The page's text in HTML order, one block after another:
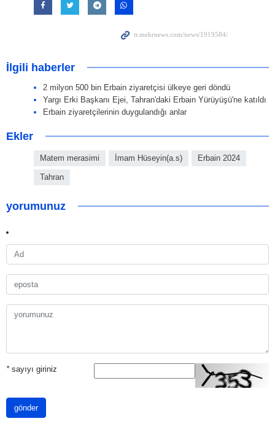
İlgili haberler
2 milyon 500 bin Erbain ziyaretçisi ülkeye geri döndü
Yargı Erki Başkanı Ejei, Tahran'daki Erbain Yürüyüşü'ne katıldı
Erbain ziyaretçilerinin duygulandığı anlar
Ekler
Matem merasimi İmam Hüseyin(a.s) Erbain 2024
Tahran
yorumunuz
*sayıyı giriniz
gönder